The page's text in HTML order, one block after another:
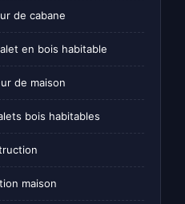
de cabane
en bois habitable
de maison
bois habitables
maison